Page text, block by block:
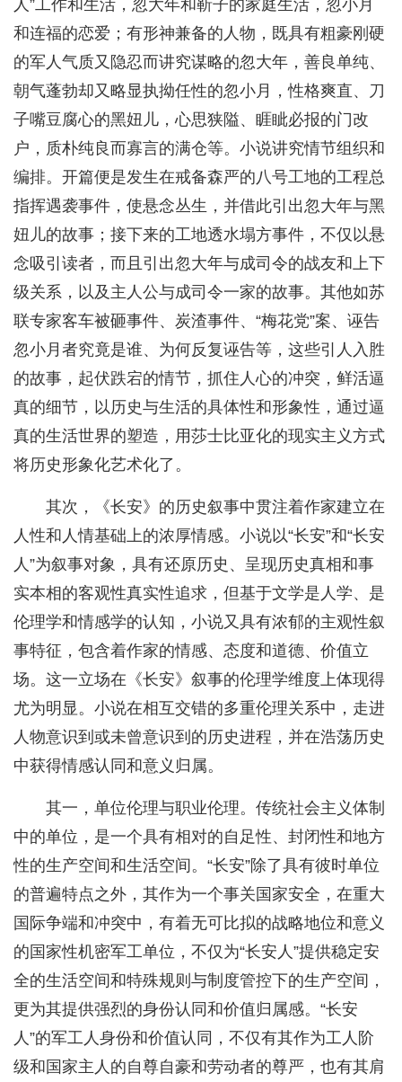
人”工作和生活，忽大年和靳子的家庭生活，忽小月
和连福的恋爱；有形神兼备的人物，既具有粗豪刚硬
的军人气质又隐忍而讲究谋略的忽大年，善良单纯、
朝气蓬勃却又略显执拗任性的忽小月，性格爽直、刀
子嘴豆腐心的黑妞儿，心思狭隘、睚眦必报的门改
户，质朴纯良而寡言的满仓等。小说讲究情节组织和
编排。开篇便是发生在戒备森严的八号工地的工程总
指挥遇袭事件，使悬念丛生，并借此引出忽大年与黑
妞儿的故事；接下来的工地透水塌方事件，不仅以悬
念吸引读者，而且引出忽大年与成司令的战友和上下
级关系，以及主人公与成司令一家的故事。其他如苏
联专家客车被砸事件、炭渣事件、“梅花党”案、诬告
忽小月者究竟是谁、为何反复诬告等，这些引人入胜
的故事，起伏跌宕的情节，抓住人心的冲突，鲜活逼
真的细节，以历史与生活的具体性和形象性，通过逼
真的生活世界的塑造，用莎士比亚化的现实主义方式
将历史形象化艺术化了。
其次，《长安》的历史叙事中贯注着作家建立在
人性和人情基础上的浓厚情感。小说以“长安”和“长安
人”为叙事对象，具有还原历史、呈现历史真相和事
实本相的客观性真实性追求，但基于文学是人学、是
伦理学和情感学的认知，小说又具有浓郁的主观性叙
事特征，包含着作家的情感、态度和道德、价值立
场。这一立场在《长安》叙事的伦理学维度上体现得
尤为明显。小说在相互交错的多重伦理关系中，走进
人物意识到或未曾意识到的历史进程，并在浩荡历史
中获得情感认同和意义归属。
其一，单位伦理与职业伦理。传统社会主义体制
中的单位，是一个具有相对的自足性、封闭性和地方
性的生产空间和生活空间。“长安”除了具有彼时单位
的普遍特点之外，其作为一个事关国家安全，在重大
国际争端和冲突中，有着无可比拟的战略地位和意义
的国家性机密军工单位，不仅为“长安人”提供稳定安
全的生活空间和特殊规则与制度管控下的生产空间，
更为其提供强烈的身份认同和价值归属感。“长安
人”的军工人身份和价值认同，不仅有其作为工人阶
级和国家主人的自尊自豪和劳动者的尊严，也有其肩